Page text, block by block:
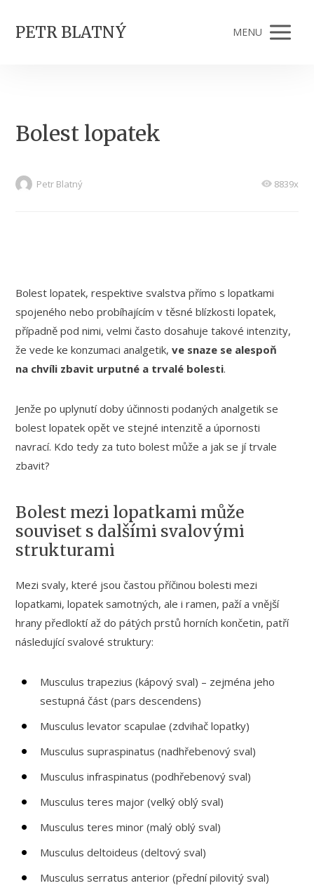
PETR BLATNÝ MENU
Bolest lopatek
Petr Blatný 8839x
Bolest lopatek, respektive svalstva přímo s lopatkami
spojeného nebo probíhajícím v těsné blízkosti lopatek,
případně pod nimi, velmi často dosahuje takové intenzity,
že vede ke konzumaci analgetik,ve snaze se alespoň
na chvíli zbavit urputné a trvalé bolesti.
Jenže po uplynutí doby účinnosti podaných analgetik se
bolest lopatek opět ve stejné intenzitě a úpornosti
navrací. Kdo tedy za tuto bolest může a jak se jí trvale
zbavit?
Bolest mezi lopatkami může
souviset s dalšími svalovými
strukturami
Mezi svaly, které jsou častou příčinou bolesti mezi
lopatkami, lopatek samotných, ale i ramen, paží a vnější
hrany předloktí až do pátých prstů horních končetin, patří
následující svalové struktury:
Musculus trapezius (kápový sval) – zejména jeho
sestupná část (pars descendens)
Musculus levator scapulae (zdvihač lopatky)
Musculus supraspinatus (nadhřebenový sval)
Musculus infraspinatus (podhřebenový sval)
Musculus teres major (velký oblý sval)
Musculus teres minor (malý oblý sval)
Musculus deltoideus (deltový sval)
Musculus serratus anterior (přední pilovitý sval)